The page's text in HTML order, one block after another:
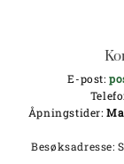
E-post:
Åpningstider:
Besøksadresse: